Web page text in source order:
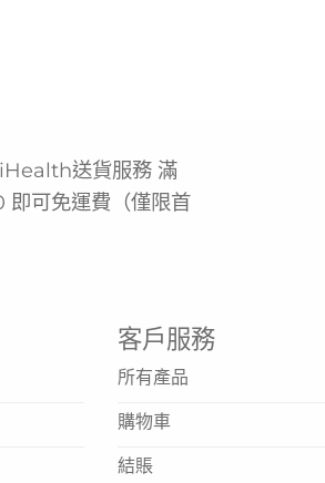
送貨服務 滿
即可免運費（僅限首
客戶服務
所有產品
購物車
結賬